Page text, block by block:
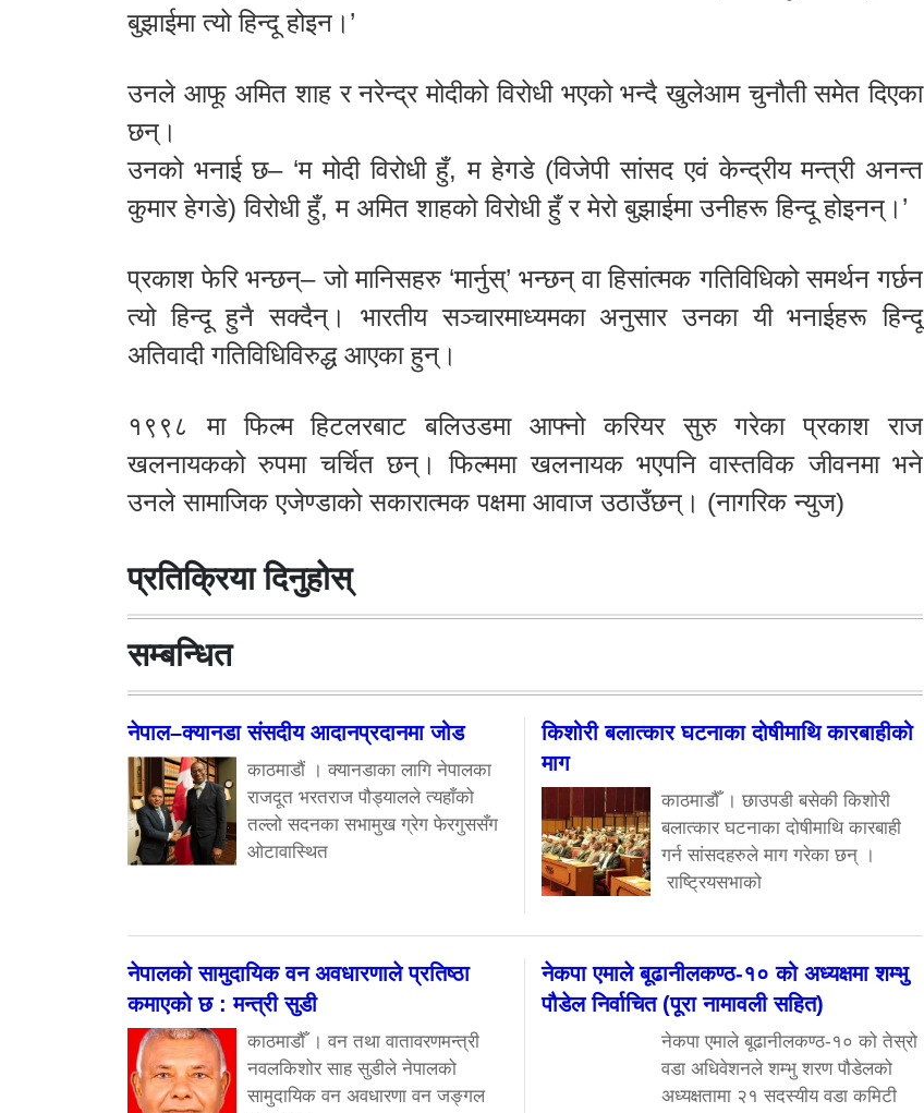
बुझाईमा त्यो हिन्दू होइन।’
उनले आफू अमित शाह र नरेन्द्र मोदीको विरोधी भएको भन्दै खुलेआम चुनौती समेत दिएका
छन्।
उनको भनाई छ– ‘म मोदी विरोधी हुँ, म हेगडे (विजेपी सांसद एवं केन्द्रीय मन्त्री अनन्त
कुमार हेगडे) विरोधी हुँ, म अमित शाहको विरोधी हुँ र मेरो बुझाईमा उनीहरू हिन्दू होइनन्।’
प्रकाश फेरि भन्छन्– जो मानिसहरु ‘मार्नुस्’ भन्छन् वा हिसांत्मक गतिविधिको समर्थन गर्छन
त्यो हिन्दू हुनै सक्दैन्। भारतीय सञ्चारमाध्यमका अनुसार उनका यी भनाईहरू हिन्दू
अतिवादी गतिविधिविरुद्ध आएका हुन्।
१९९८ मा फिल्म हिटलरबाट बलिउडमा आफ्नो करियर सुरु गरेका प्रकाश राज
खलनायकको रुपमा चर्चित छन्। फिल्ममा खलनायक भएपनि वास्तविक जीवनमा भने
उनले सामाजिक एजेण्डाको सकारात्मक पक्षमा आवाज उठाउँछन्। (नागरिक न्युज)
प्रतिक्रिया दिनुहोस्
सम्बन्धित
नेपाल–क्यानडा संसदीय आदानप्रदानमा जोड
काठमाडौं । क्यानडाका लागि नेपालका
राजदूत भरतराज पौड्यालले त्यहाँको
तल्लो सदनका सभामुख ग्रेग फेरगुससँग
ओटावास्थित
किशोरी बलात्कार घटनाका दोषीमाथि कारबाहीको
माग
काठमाडौँ । छाउपडी बसेकी किशोरी
बलात्कार घटनाका दोषीमाथि कारबाही
गर्न सांसदहरुले माग गरेका छन् ।
राष्ट्रियसभाको
नेपालको सामुदायिक वन अवधारणाले प्रतिष्ठा
कमाएको छ : मन्त्री सुडी
काठमाडौँ । वन तथा वातावरणमन्त्री
नवलकिशोर साह सुडीले नेपालको
सामुदायिक वन अवधारणा वन जङ्गल
नेकपा एमाले बूढानीलकण्ठ-१० को अध्यक्षमा शम्भु
पौडेल निर्वाचित (पूरा नामावली सहित)
नेकपा एमाले बूढानीलकण्ठ-१० को तेस्रो
वडा अधिवेशनले शम्भु शरण पौडेलको
अध्यक्षतामा २१ सदस्यीय वडा कमिटी